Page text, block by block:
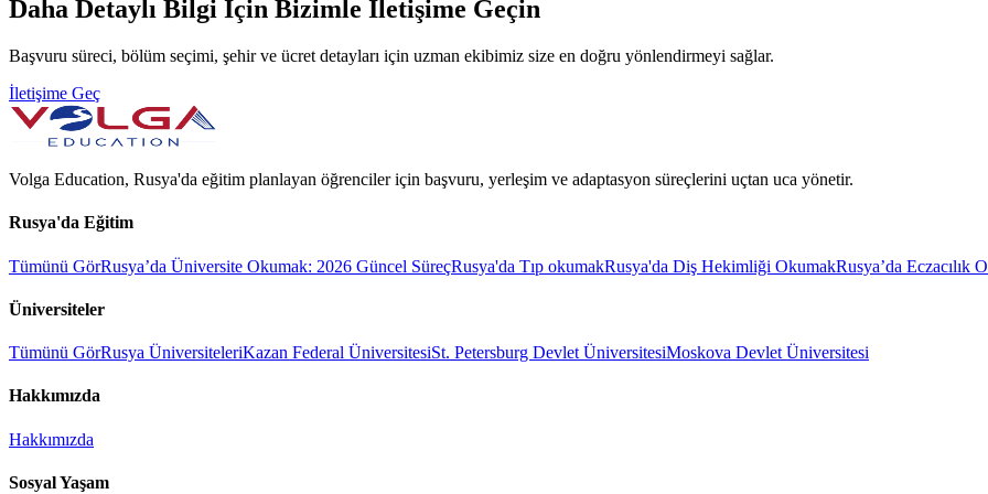
Daha Detaylı Bilgi İçin Bizimle İletişime Geçin
Başvuru süreci, bölüm seçimi, şehir ve ücret detayları için uzman ekibimiz size en doğru yönlendirmeyi sağlar.
İletişime Geç
Volga Education, Rusya'da eğitim planlayan öğrenciler için başvuru, yerleşim ve adaptasyon süreçlerini uçtan uca yönetir.
Rusya'da Eğitim
Tümünü GörRusya’da Üniversite Okumak: 2026 Güncel SüreçRusya'da Tıp okumakRusya'da Diş Hekimliği OkumakRusya’da Eczacılık
Üniversiteler
Tümünü GörRusya ÜniversiteleriKazan Federal ÜniversitesiSt. Petersburg Devlet ÜniversitesiMoskova Devlet Üniversitesi
Hakkımızda
Hakkımızda
Sosyal Yaşam